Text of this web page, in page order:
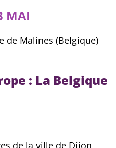
MAI
de Malines (Belgique)
: La Belgique